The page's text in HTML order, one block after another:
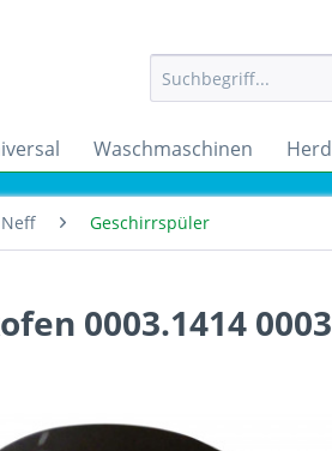
Waschmaschinen
Neff Geschirrspüler
0003.1414